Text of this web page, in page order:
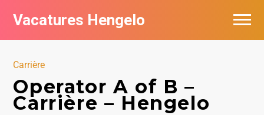
Vacatures Hengelo
Carrière
Operator A of B –
Carrière – Hengelo
Vacatures per bedrijf in Hengelo
Nieuwsbrief feed